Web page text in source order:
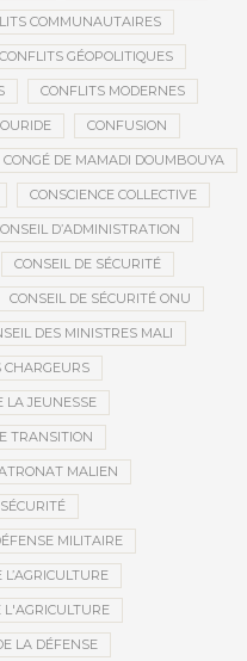
COMMUNAUTAIRES
CONFLITS GÉOPOLITIQUES
CONFLITS MODERNES
CONFUSION
CONGÉ DE MAMADI DOUMBOUYA
CONSCIENCE COLLECTIVE
D’ADMINISTRATION
CONSEIL DE SÉCURITÉ
CONSEIL DE SÉCURITÉ ONU
DES MINISTRES MALI
CHARGEURS
LA JEUNESSE
TRANSITION
MALIEN
MILITAIRE
L'AGRICULTURE
LA DÉFENSE